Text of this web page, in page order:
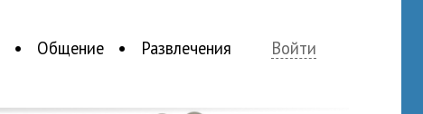
Общение Развлечения Войти